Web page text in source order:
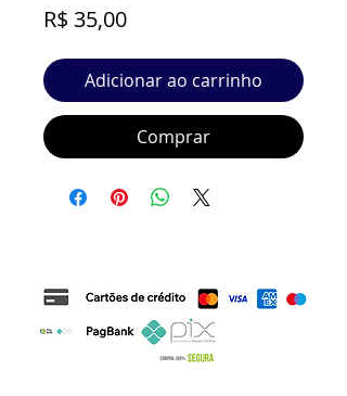
R$ 35,00Preço
Adicionar ao carrinho
Comprar